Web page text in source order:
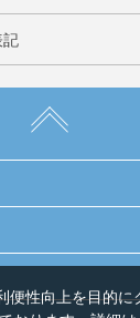
記
便性向上を目的に